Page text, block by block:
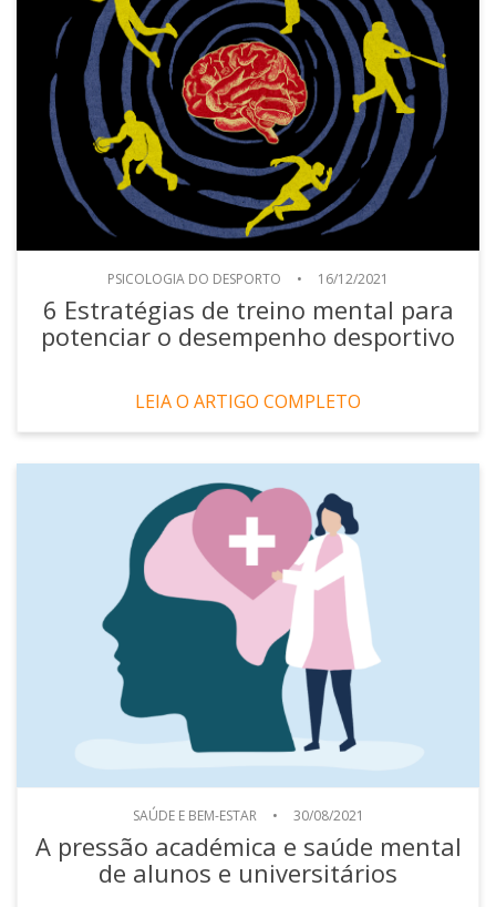
PSICOLOGIA DO DESPORTO • 16/12/2021
6 Estratégias de treino mental para
potenciar o desempenho desportivo
LEIA O ARTIGO COMPLETO
SAÚDE E BEM-ESTAR • 30/08/2021
A pressão académica e saúde mental
de alunos e universitários